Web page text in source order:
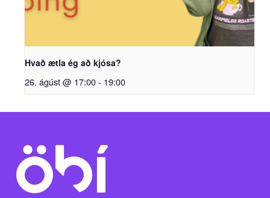
Hvað ætla ég að kjósa?
26. ágúst @ 17:00- 19:00